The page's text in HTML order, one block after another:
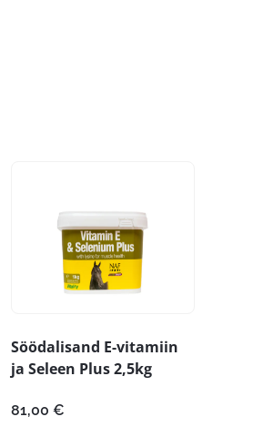
Söödalisand E-vitamiin
ja Seleen Plus 2,5kg
81,00 €